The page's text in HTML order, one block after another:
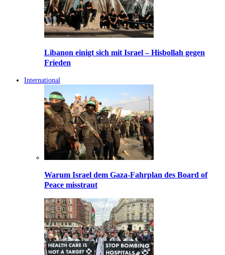
Libanon einigt sich mit Israel – Hisbollah gegen
Frieden
International
Warum Israel dem Gaza-Fahrplan des Board of
Peace misstraut